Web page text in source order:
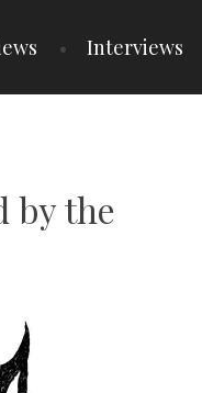
Interviews
by the